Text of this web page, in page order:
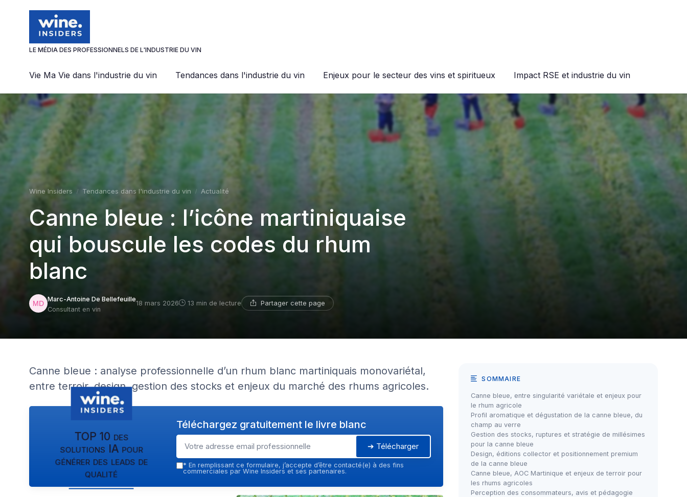
LE MÉDIA DES PROFESSIONNELS DE L'INDUSTRIE DU VIN
Vie Ma Vie dans l'industrie du vin Tendances dans l'industrie du vin Enjeux pour le secteur des vins et spiritueux Impact RSE et industrie du vin
Wine Insiders Tendances dans l'industrie du vin Actualité
Canne bleue : l’icône martiniquaise
qui bouscule les codes du rhum
blanc
Marc-Antoine De Bellefeuille
Consultant en vin
18 mars 2026 13 min de lecture Partager cette page
Canne bleue : analyse professionnelle d’un rhum blanc martiniquais monovariétal,
entre terroir, design, gestion des stocks et enjeux du marché des rhums agricoles.
TOP 10 des
solutions IA pour
générer des leads de
qualité
Téléchargez gratuitement le livre blanc
➔ Télécharger
* En remplissant ce formulaire, j’accepte d’être contacté(e) à des fins
commerciales par Wine Insiders et ses partenaires.
SOMMAIRE
Canne bleue, entre singularité variétale et enjeux pour
le rhum agricole
Profil aromatique et dégustation de la canne bleue, du
champ au verre
Gestion des stocks, ruptures et stratégie de millésimes
pour la canne bleue
Design, éditions collector et positionnement premium
de la canne bleue
Canne bleue, AOC Martinique et enjeux de terroir pour
les rhums agricoles
Perception des consommateurs, avis et pédagogie